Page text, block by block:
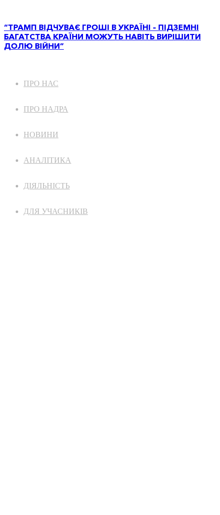
“ТРАМП ВІДЧУВАЄ ГРОШІ В УКРАЇНІ – ПІДЗЕМНІ
БАГАТСТВА КРАЇНИ МОЖУТЬ НАВІТЬ ВИРІШИТИ
ДОЛЮ ВІЙНИ”
ПРО НАС
ПРО НАДРА
НОВИНИ
АНАЛІТИКА
ДІЯЛЬНІСТЬ
ДЛЯ УЧАСНИКІВ